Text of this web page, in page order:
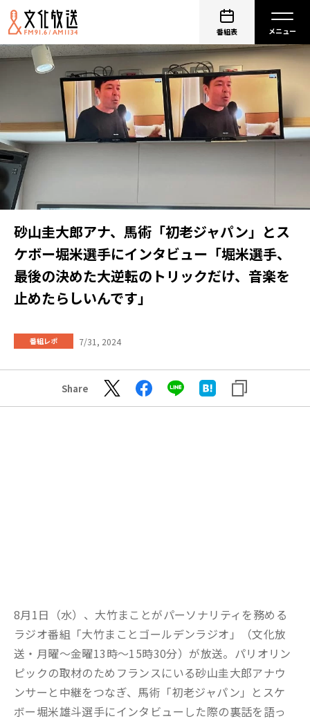
番組表
砂山圭大郎アナ、馬術「初老ジャパン」とス
ケボー堀米選手にインタビュー「堀米選手、
最後の決めた大逆転のトリックだけ、音楽を
止めたらしいんです」
番組レポ 7/31, 2024
Share
8月1日（水）、大竹まことがパーソナリティを務める
ラジオ番組「大竹まことゴールデンラジオ」（文化放
送・月曜～金曜13時～15時30分）が放送。パリオリン
ピックの取材のためフランスにいる砂山圭大郎アナウ
ンサーと中継をつなぎ、馬術「初老ジャパン」とスケ
ボー堀米雄斗選手にインタビューした際の裏話を語っ